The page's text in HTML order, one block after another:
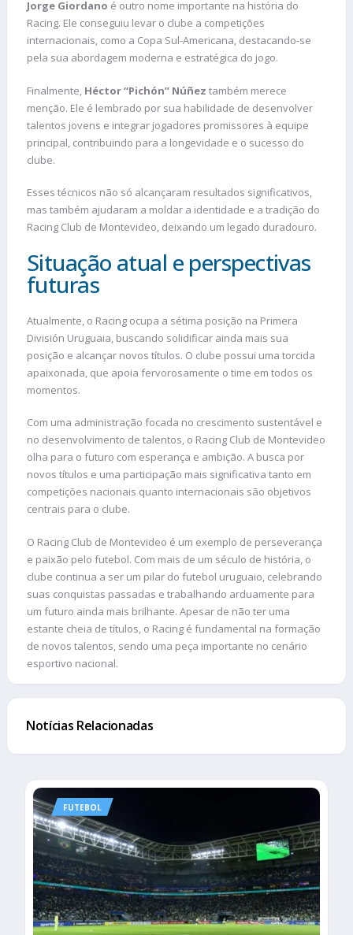
Jorge Giordano é outro nome importante na história do
Racing. Ele conseguiu levar o clube a competições
internacionais, como a Copa Sul-Americana, destacando-se
pela sua abordagem moderna e estratégica do jogo.
Finalmente, Héctor “Pichón” Núñez também merece
menção. Ele é lembrado por sua habilidade de desenvolver
talentos jovens e integrar jogadores promissores à equipe
principal, contribuindo para a longevidade e o sucesso do
clube.
Esses técnicos não só alcançaram resultados significativos,
mas também ajudaram a moldar a identidade e a tradição do
Racing Club de Montevideo, deixando um legado duradouro.
Situação atual e perspectivas
futuras
Atualmente, o Racing ocupa a sétima posição na Primera
División Uruguaia, buscando solidificar ainda mais sua
posição e alcançar novos títulos. O clube possui uma torcida
apaixonada, que apoia fervorosamente o time em todos os
momentos.
Com uma administração focada no crescimento sustentável e
no desenvolvimento de talentos, o Racing Club de Montevideo
olha para o futuro com esperança e ambição. A busca por
novos títulos e uma participação mais significativa tanto em
competições nacionais quanto internacionais são objetivos
centrais para o clube.
O Racing Club de Montevideo é um exemplo de perseverança
e paixão pelo futebol. Com mais de um século de história, o
clube continua a ser um pilar do futebol uruguaio, celebrando
suas conquistas passadas e trabalhando arduamente para
um futuro ainda mais brilhante. Apesar de não ter uma
estante cheia de títulos, o Racing é fundamental na formação
de novos talentos, sendo uma peça importante no cenário
esportivo nacional.
Notícias Relacionadas
FUTEBOL